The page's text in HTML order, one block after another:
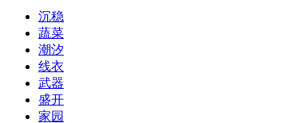
沉稳
蔬菜
潮汐
线衣
武器
盛开
家园